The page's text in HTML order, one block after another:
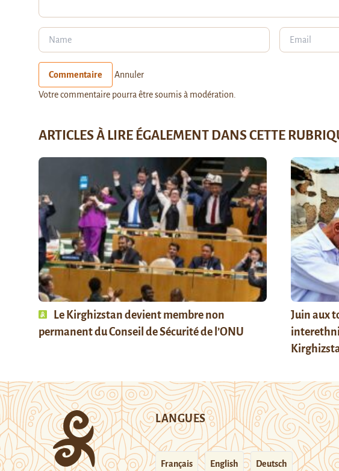
Commentaire Annuler
Votre commentaire pourra être soumis à modération.
ARTICLES À LIRE ÉGALEMENT DANS CETTE
Le Kirghizstan devient membre non
permanent du Conseil de Sécurité de l’ONU
Juin aux
LANGUES
Français English Deutsch